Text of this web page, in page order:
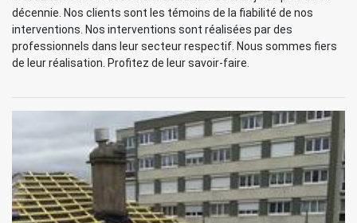
décennie. Nos clients sont les témoins de la fiabilité de nos
interventions. Nos interventions sont réalisées par des
professionnels dans leur secteur respectif. Nous sommes fiers
de leur réalisation. Profitez de leur savoir-faire.